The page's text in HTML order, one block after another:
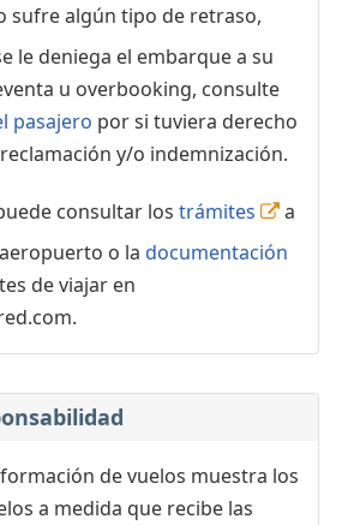
sufre algún tipo de retraso,
le deniega el embarque a su
u overbooking, consulte
pasajero por si tuviera derecho
y/o indemnización.
consultar los trámites
a
o la documentación
de viajar en
de vuelos muestra los
a medida que recibe las